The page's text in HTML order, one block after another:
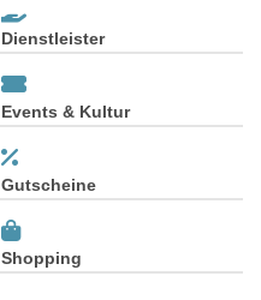
Dienstleister
Events & Kultur
Gutscheine
Shopping